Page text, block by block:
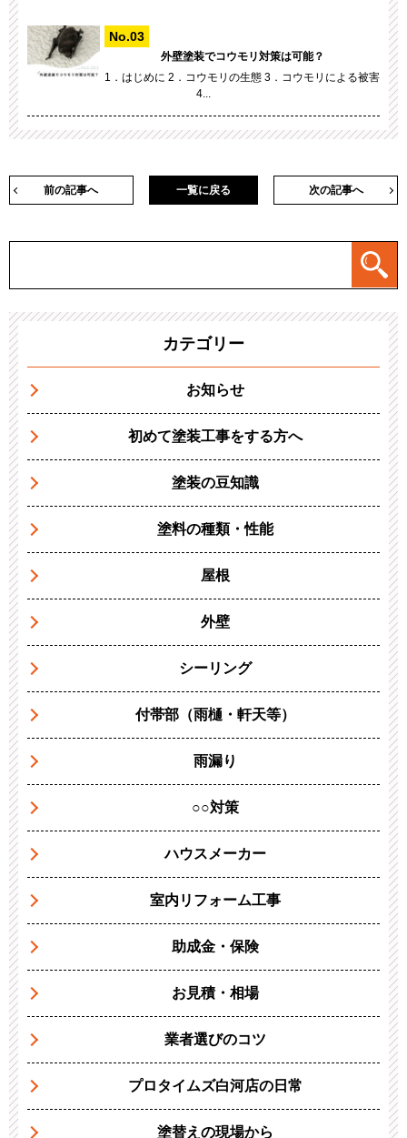
外壁塗装でコウモリ対策は可能？
1．はじめに 2．コウモリの生態 3．コウモリによる被害
4...
前の記事へ 次の記事へ
一覧に戻る
カテゴリー
お知らせ
初めて塗装工事をする方へ
塗装の豆知識
塗料の種類・性能
屋根
外壁
シーリング
付帯部（雨樋・軒天等）
雨漏り
○○対策
ハウスメーカー
室内リフォーム工事
助成金・保険
お見積・相場
業者選びのコツ
プロタイムズ白河店の日常
塗替えの現場から